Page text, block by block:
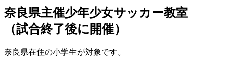
奈良県主催少年少女サッカー教室
（試合終了後に開催）
奈良県在住の小学生が対象です。